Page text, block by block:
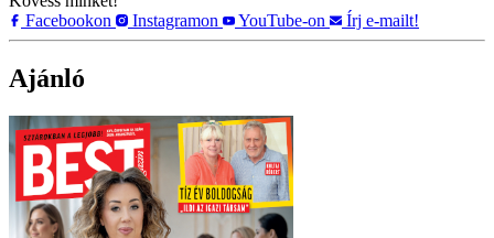
Facebookon
Instagramon YouTube-on Írj e-mailt!
Ajánló